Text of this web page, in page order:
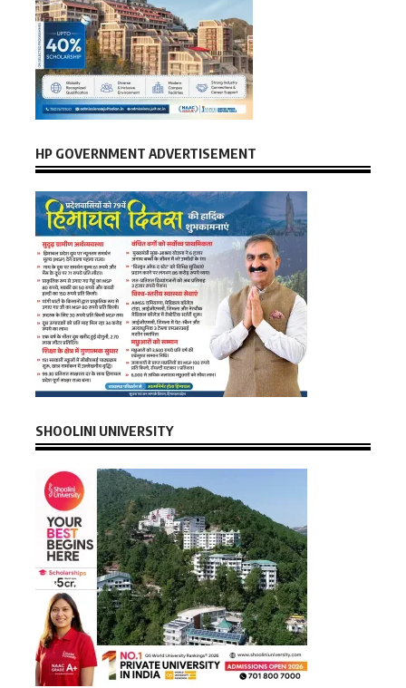
HP GOVERNMENT ADVERTISEMENT
SHOOLINI UNIVERSITY